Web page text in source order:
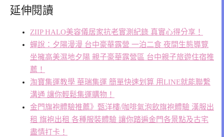
延伸閱讀
ZIIP HALO美容儀居家抗老實測紀錄 真實心得分享！
蟬說：夕陽漫漫 台中豪華露營 一泊二食 夜間生態導覽
坐擁高美濕地夕陽 親子豪華露營區 台中親子旅遊住宿推
薦！
淘寶集運教學 華瑞集運 簡單快速划算 用LINE就能聯繫
溝通 讓你輕鬆集運購物！
金門旗袍體驗推薦》甄洋樓/咖啡氣泡飲旗袍體驗 漢服出
租 旗袍出租 各種服裝體驗 讓你踏遍金門各景點及古宅
盡情打卡！